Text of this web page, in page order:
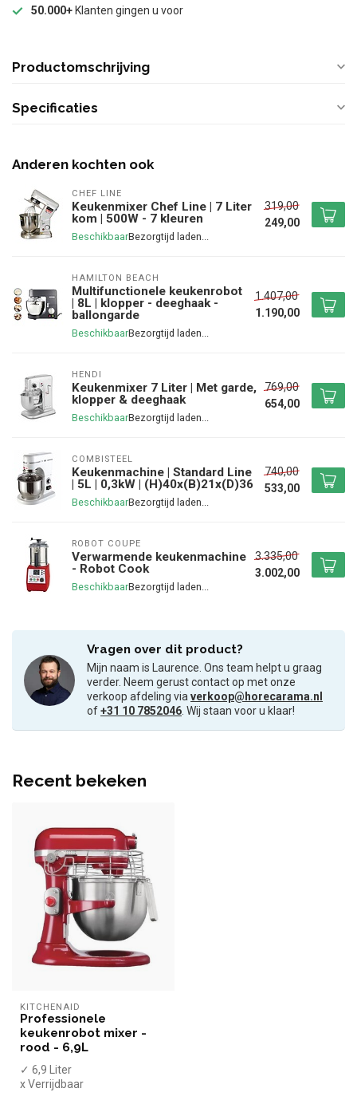
50.000+ Klanten gingen u voor
Productomschrijving
Specificaties
Anderen kochten ook
CHEF LINE
Keukenmixer Chef Line | 7 Liter
kom | 500W - 7 kleuren
Beschikbaar
319,00
249,00
HAMILTON BEACH
Multifunctionele keukenrobot
| 8L | klopper - deeghaak -
ballongarde
Beschikbaar
1.407,00
1.190,00
HENDI
Keukenmixer 7 Liter | Met garde,
klopper & deeghaak
Beschikbaar
769,00
654,00
COMBISTEEL
Keukenmachine | Standard Line
| 5L | 0,3kW | (H)40x(B)21x(D)36
Beschikbaar
740,00
533,00
ROBOT COUPE
Verwarmende keukenmachine
- Robot Cook
Beschikbaar
3.335,00
3.002,00
Vragen over dit product?
Mijn naam is Laurence. Ons team helpt u graag
verder. Neem gerust contact op met onze
verkoop afdeling viaverkoop@horecarama.nl
of+31 10 7852046. Wij staan voor u klaar!
Recent bekeken
KITCHENAID
Professionele
keukenrobot mixer -
rood - 6,9L
✓ 6,9 Liter
x Verrijdbaar